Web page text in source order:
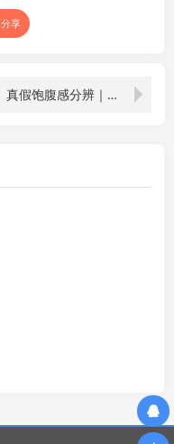
分享
真假饱腹感分辨｜避开假性饱腹，杜绝虚假长胖信号